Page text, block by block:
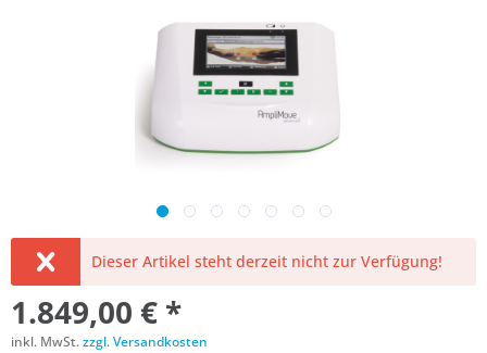
Dieser Artikel steht derzeit nicht zur Verfügung!
1.849,00 € *
inkl. MwSt.zzgl. Versandkosten